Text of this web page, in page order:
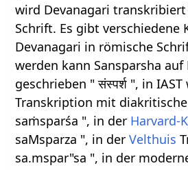
wird Devanagari
Schrift. Es gibt verschiedene
Devanagari in römische
werden kann Sansparsha
geschrieben " संस्पर्श ", in
Transkription mit
saṁsparśa ", in der Harvard-
saMsparza ", in derVelthuis
sa.mspar"sa ", in der